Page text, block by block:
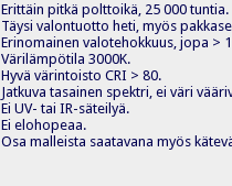
Erittäin pitkä polttoikä, 25 000 tuntia.
Täysi valontuotto heti, myös
Erinomainen valotehokkuus, jopa >
Värilämpötila 3000K.
Hyvä värintoisto CRI > 80.
Jatkuva tasainen spektri, ei väri
Ei UV- tai IR-säteilyä.
Ei elohopeaa.
Osa malleista saatavana myös